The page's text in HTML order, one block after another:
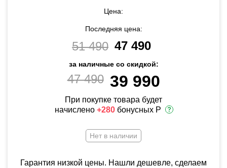
Цена:
Последняя цена:
51 490 47 490
за наличные со скидкой:
47 490 39 990
При покупке товара будет
начислено +280 бонусных Р
Нет в наличии
Гарантия низкой цены. Нашли дешевле, сделаем